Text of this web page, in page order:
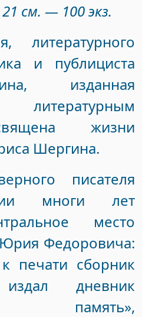
см. — 100 экз.
литературного
и публициста
изданная
литературным
жизни
Шергина.
писателя
многи лет
место
Федоровича:
печати сборник
издал дневник
память»,